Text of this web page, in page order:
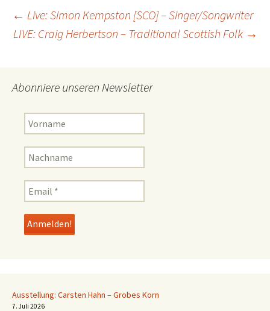
Beitragsnavigation
← Live: Simon Kempston [SCO] – Singer/Songwriter
LIVE: Craig Herbertson – Traditional Scottish Folk →
Abonniere unseren Newsletter
Ausstellung: Carsten Hahn – Grobes Korn
7. Juli 2026